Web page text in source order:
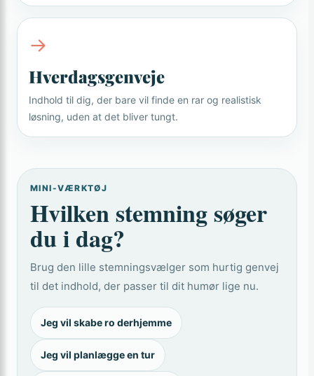
→
Hverdagsgenveje
Indhold til dig, der bare vil finde en rar og realistisk
løsning, uden at det bliver tungt.
MINI-VÆRKTØJ
Hvilken stemning søger
du i dag?
Brug den lille stemningsvælger som hurtig genvej
til det indhold, der passer til dit humør lige nu.
Jeg vil skabe ro derhjemme
Jeg vil planlægge en tur